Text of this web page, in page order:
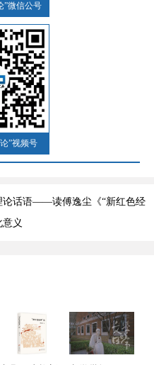
”微信公号
”视频号
论话语——读傅逸尘《“新红色经
义